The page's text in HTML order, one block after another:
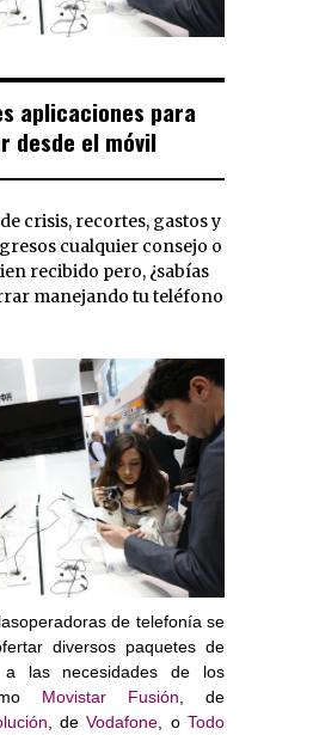
aplicaciones para
desde el móvil
cualquier consejo o
recibido pero, ¿sabías
manejando tu teléfono
de telefonía se
diversos paquetes de
a las necesidades de los
Movistar Fusión , de
, de Vodafone , o Todo